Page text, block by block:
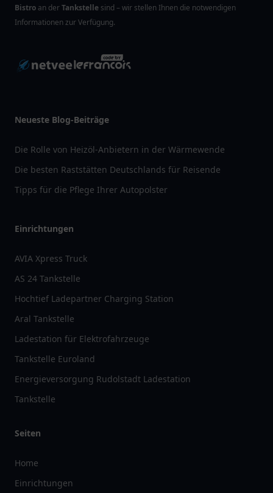
Bistro an derTankstelle sind – wir stellen Ihnen die notwendigen
Informationen zur Verfügung.
Neueste Blog-Beiträge
Die Rolle von Heizöl-Anbietern in der Wärmewende
Die besten Raststätten Deutschlands für Reisende
Tipps für die Pflege Ihrer Autopolster
Einrichtungen
AVIA Xpress Truck
AS 24 Tankstelle
Hochtief Ladepartner Charging Station
Aral Tankstelle
Ladestation für Elektrofahrzeuge
Tankstelle Euroland
Energieversorgung Rudolstadt Ladestation
Tankstelle
Seiten
Home
Einrichtungen